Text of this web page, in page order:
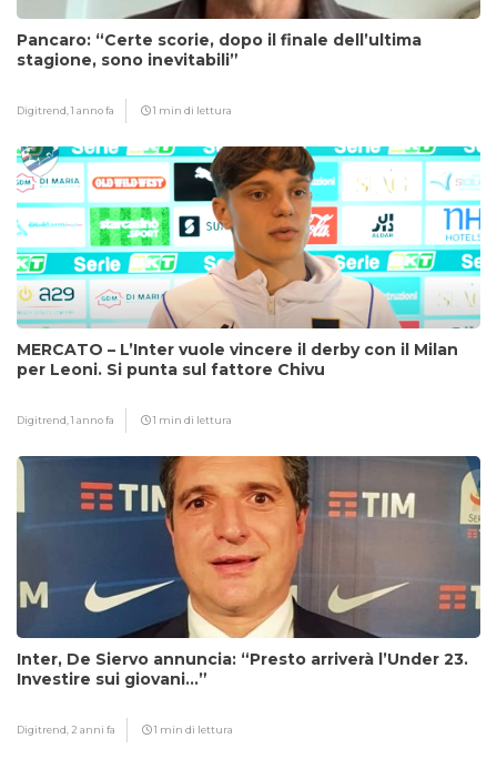
Pancaro: “Certe scorie, dopo il finale dell’ultima
stagione, sono inevitabili”
Digitrend,1 anno fa 1 min di lettura
MERCATO – L’Inter vuole vincere il derby con il Milan
per Leoni. Si punta sul fattore Chivu
Digitrend,1 anno fa 1 min di lettura
Inter, De Siervo annuncia: “Presto arriverà l’Under 23.
Investire sui giovani…”
Digitrend, 2 anni fa 1 min di lettura